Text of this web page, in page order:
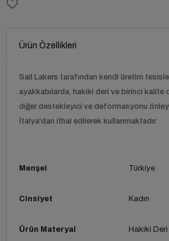
Ürün Özellikleri
Sail Lakers tarafından kendi üretim
ayakkabılarda, hakiki deri ve birinci kalite
diğer destekleyici ve deformasyonu
İtalya'dan ithal edilerek kullanmaktadır.
Menşei Türkiye
Cinsiyet Kadın
Ürün Materyal Hakiki Deri